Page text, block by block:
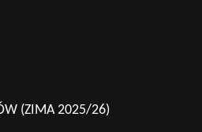
(ZIMA 2025/26)